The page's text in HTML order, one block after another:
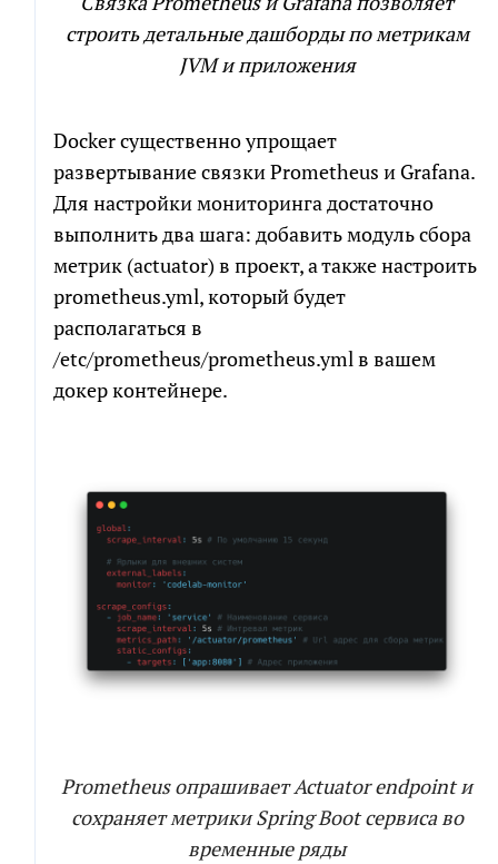
строить детальные дашборды по метрикам
JVM и приложения
Docker существенно упрощает
развертывание связки Prometheus и Grafana.
Для настройки мониторинга достаточно
выполнить два шага: добавить модуль сбора
метрик (actuator) в проект, а также настроить
prometheus.yml, который будет
располагаться в
/etc/prometheus/prometheus.yml в вашем
докер контейнере.
Prometheus опрашивает Actuator endpoint и
сохраняет метрики Spring Boot сервиса во
временные ряды
СКАЧАТЬ ФАЙЛ